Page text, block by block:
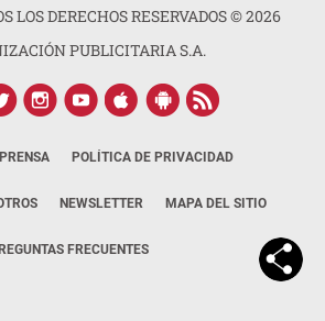
LOS DERECHOS RESERVADOS ©2026
PUBLICITARIA S.A.
POLÍTICA DE PRIVACIDAD
NEWSLETTER MAPA DEL SITIO
FRECUENTES